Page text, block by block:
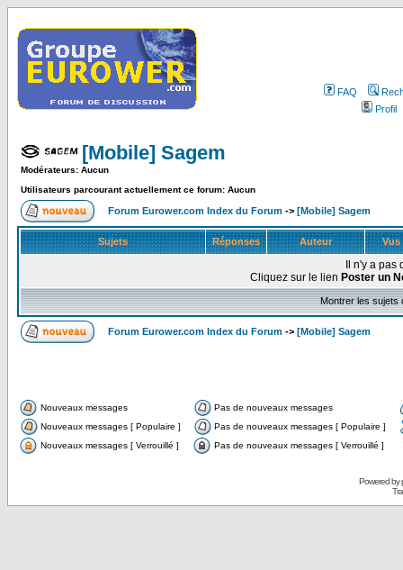
FAQ
Profil
[Mobile] Sagem
Modérateurs: Aucun
Utilisateurs parcourant actuellement ce forum: Aucun
Forum Eurower.com Index du Forum -> [Mobile] Sagem
Sujets Réponses Auteur Vus
Il n'y a
Cliquez sur le lien Poster un
Montrer les sujets
Forum Eurower.com Index du Forum -> [Mobile] Sagem
Nouveaux messages
Pas de nouveaux messages
Nouveaux messages [ Populaire ]
Pas de nouveaux messages [ Populaire ]
Nouveaux messages [ Verrouillé ]
Pas de nouveaux messages [ Verrouillé ]
Powered by